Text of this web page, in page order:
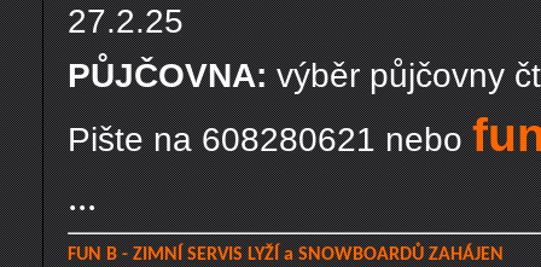
27.2.25
PŮJČOVNA:výběr půjčovny
Pište na 608280621 nebo
...
FUN B - ZIMNÍ SERVIS LYŽÍ a SNOWBOARDŮ ZAHÁJEN